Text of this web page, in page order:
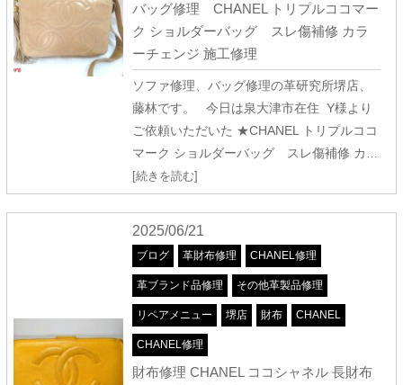
バッグ修理 CHANEL トリプルココマー
ク ショルダーバッグ スレ傷補修 カラ
ーチェンジ 施工修理
ソファ修理、バッグ修理の革研究所堺店、
藤林です。 今日は泉大津市在住 Y様より
ご依頼いただいた ★CHANEL トリプルココ
マーク ショルダーバッグ スレ傷補修 カ …
[続きを読む]
2025/06/21
ブログ 革財布修理 CHANEL修理
革ブランド品修理 その他革製品修理
リペアメニュー 堺店 財布 CHANEL
CHANEL修理
財布修理 CHANEL ココシャネル 長財布